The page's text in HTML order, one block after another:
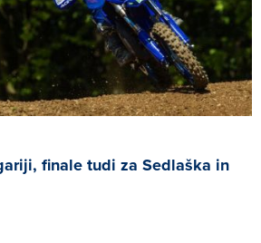
finale tudi za Sedlaška in